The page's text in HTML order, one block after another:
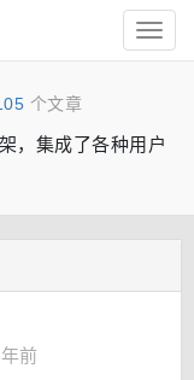
个文章
，集成了各种用户
前